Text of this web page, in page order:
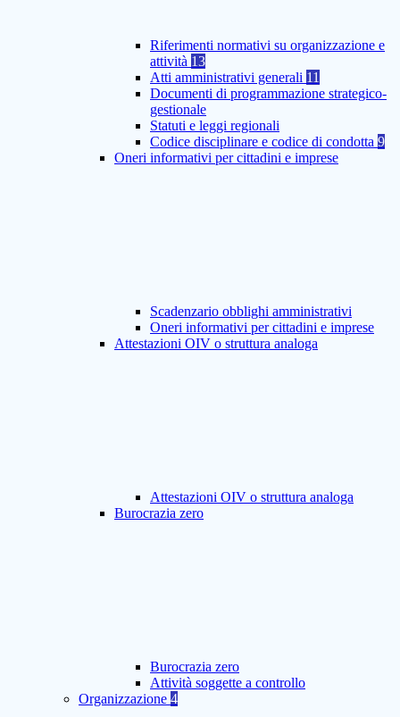
Riferimenti normativi su organizzazione e
attività 13
Atti amministrativi generali 11
Documenti di programmazione strategico-
gestionale
Statuti e leggi regionali
Codice disciplinare e codice di condotta 9
Oneri informativi per cittadini e imprese
Scadenzario obblighi amministrativi
Oneri informativi per cittadini e imprese
Attestazioni OIV o struttura analoga
Attestazioni OIV o struttura analoga
Burocrazia zero
Burocrazia zero
Attività soggette a controllo
Organizzazione 4